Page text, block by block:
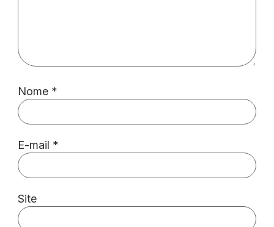
Nome *
E-mail *
Site